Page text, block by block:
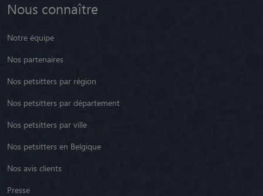
Nous connaître
Notre équipe
Nos partenaires
Nos petsitters par région
Nos petsitters par département
Nos petsitters par ville
Nos petsitters en Belgique
Nos avis clients
Presse